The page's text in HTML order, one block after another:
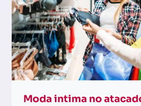
Moda intima no